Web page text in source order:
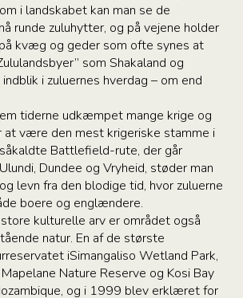
i landskabet kan man se de
runde zuluhytter, og på vejene holder
kvæg og geder som ofte synes at
som Shakaland og
i zuluernes hverdag – om end
tiderne udkæmpet mange krige og
at være den mest krigeriske stamme i
Battlefield-rute, der går
Dundee og Vryheid, støder man
levn fra den blodige tid, hvor zuluerne
boere og englændere.
kulturelle arv er området også
natur. En af de største
iSimangaliso Wetland Park,
Nature Reserve og Kosi Bay
og i 1999 blev erklæret for